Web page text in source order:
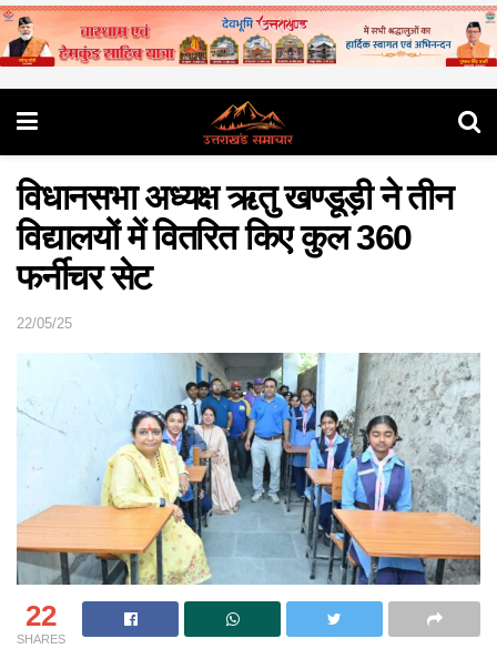
विधानसभा अध्यक्ष ऋतु खण्डूड़ी ने तीन
विद्यालयों में वितरित किए कुल 360
फर्नीचर सेट
22/05/25
22
SHARES